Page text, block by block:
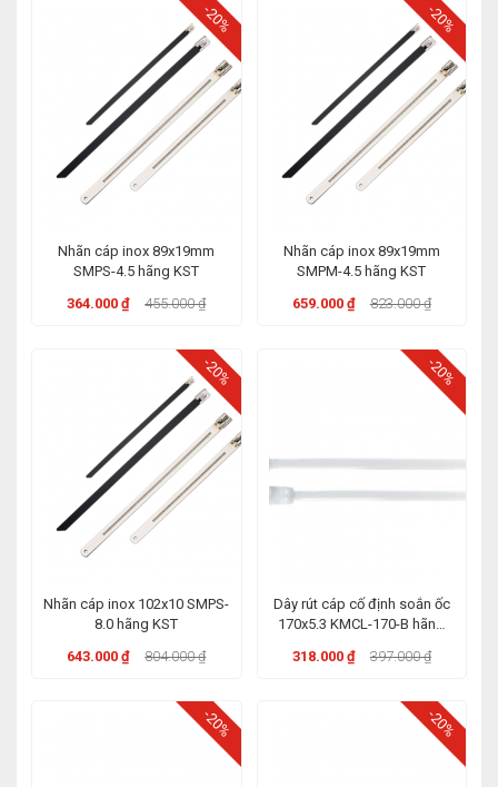
-20%
Nhãn cáp inox 89x19mm
SMPS-4.5 hãng KST
364.000 ₫
455.000 ₫
-20%
Nhãn cáp inox 89x19mm
SMPM-4.5 hãng KST
659.000 ₫
823.000 ₫
-20%
Nhãn cáp inox 102x10 SMPS-
8.0 hãng KST
643.000 ₫
804.000 ₫
-20%
Dây rút cáp cố định soắn ốc
170x5.3 KMCL-170-B hãng
318.000 ₫ 397.000 ₫
-20% -20%